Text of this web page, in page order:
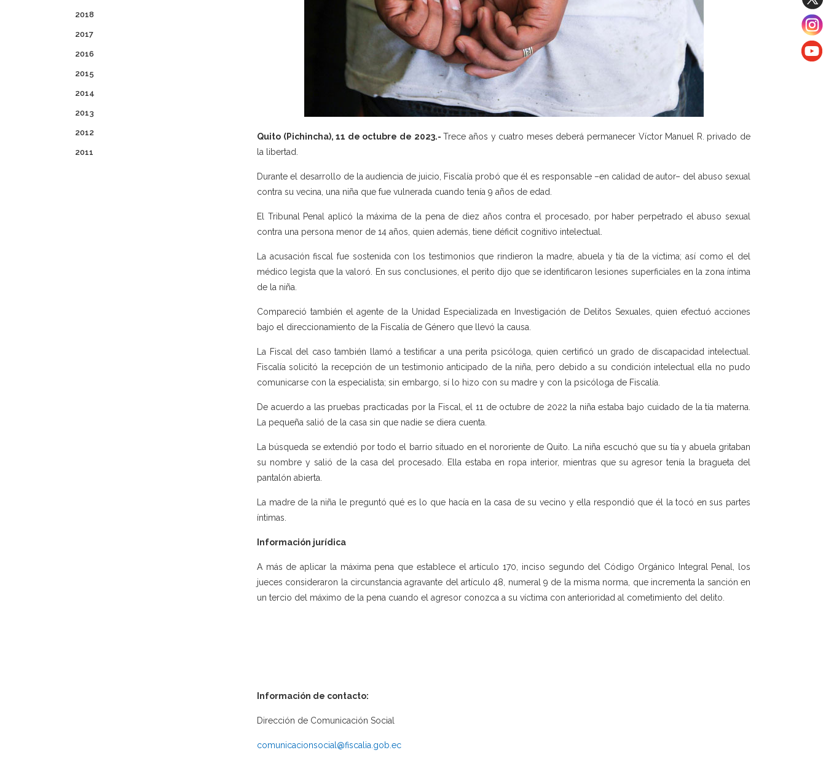
2018
2017
2016
2015
2014
2013
2012
2011
Quito (Pichincha), 11 de octubre de 2023.-Trece años y cuatro meses deberá permanecer Víctor Manuel R. privado de
la libertad.
Durante el desarrollo de la audiencia de juicio, Fiscalía probó que él es responsable –en calidad de autor– del abuso sexual
contra su vecina, una niña que fue vulnerada cuando tenía 9 años de edad.
El Tribunal Penal aplicó la máxima de la pena de diez años contra el procesado, por haber perpetrado el abuso sexual
contra una persona menor de 14 años, quien además, tiene déficit cognitivo intelectual.
La acusación fiscal fue sostenida con los testimonios que rindieron la madre, abuela y tía de la víctima; así como el del
médico legista que la valoró. En sus conclusiones, el perito dijo que se identificaron lesiones superficiales en la zona íntima
de la niña.
Compareció también el agente de la Unidad Especializada en Investigación de Delitos Sexuales, quien efectuó acciones
bajo el direccionamiento de la Fiscalía de Género que llevó la causa.
La Fiscal del caso también llamó a testificar a una perita psicóloga, quien certificó un grado de discapacidad intelectual.
Fiscalía solicitó la recepción de un testimonio anticipado de la niña, pero debido a su condición intelectual ella no pudo
comunicarse con la especialista; sin embargo, sí lo hizo con su madre y con la psicóloga de Fiscalía.
De acuerdo a las pruebas practicadas por la Fiscal, el 11 de octubre de 2022 la niña estaba bajo cuidado de la tía materna.
La pequeña salió de la casa sin que nadie se diera cuenta.
La búsqueda se extendió por todo el barrio situado en el nororiente de Quito. La niña escuchó que su tía y abuela gritaban
su nombre y salió de la casa del procesado. Ella estaba en ropa interior, mientras que su agresor tenía la bragueta del
pantalón abierta.
La madre de la niña le preguntó qué es lo que hacía en la casa de su vecino y ella respondió que él la tocó en sus partes
íntimas.
Información jurídica
A más de aplicar la máxima pena que establece el artículo 170, inciso segundo del Código Orgánico Integral Penal, los
jueces consideraron la circunstancia agravante del artículo 48, numeral 9 de la misma norma, que incrementa la sanción en
un tercio del máximo de la pena cuando el agresor conozca a su víctima con anterioridad al cometimiento del delito.
Información de contacto:
Dirección de Comunicación Social
comunicacionsocial@fiscalia.gob.ec